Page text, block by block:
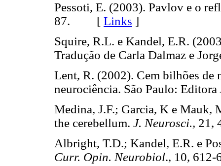
Pessoti, E. (2003). Pavlov e o
87. [ Links ]
Squire, R.L. e Kandel, E.R.
Tradução de Carla Dalmaz e
Lent, R. (2002). Cem bilhões de
neurociência. São Paulo:
Medina, J.F.; Garcia, K e Mauk,
the cerebellum. J. Neurosci.,
Albright, T.D.; Kandel, E.R. e
Curr. Opin. Neurobiol., 10,